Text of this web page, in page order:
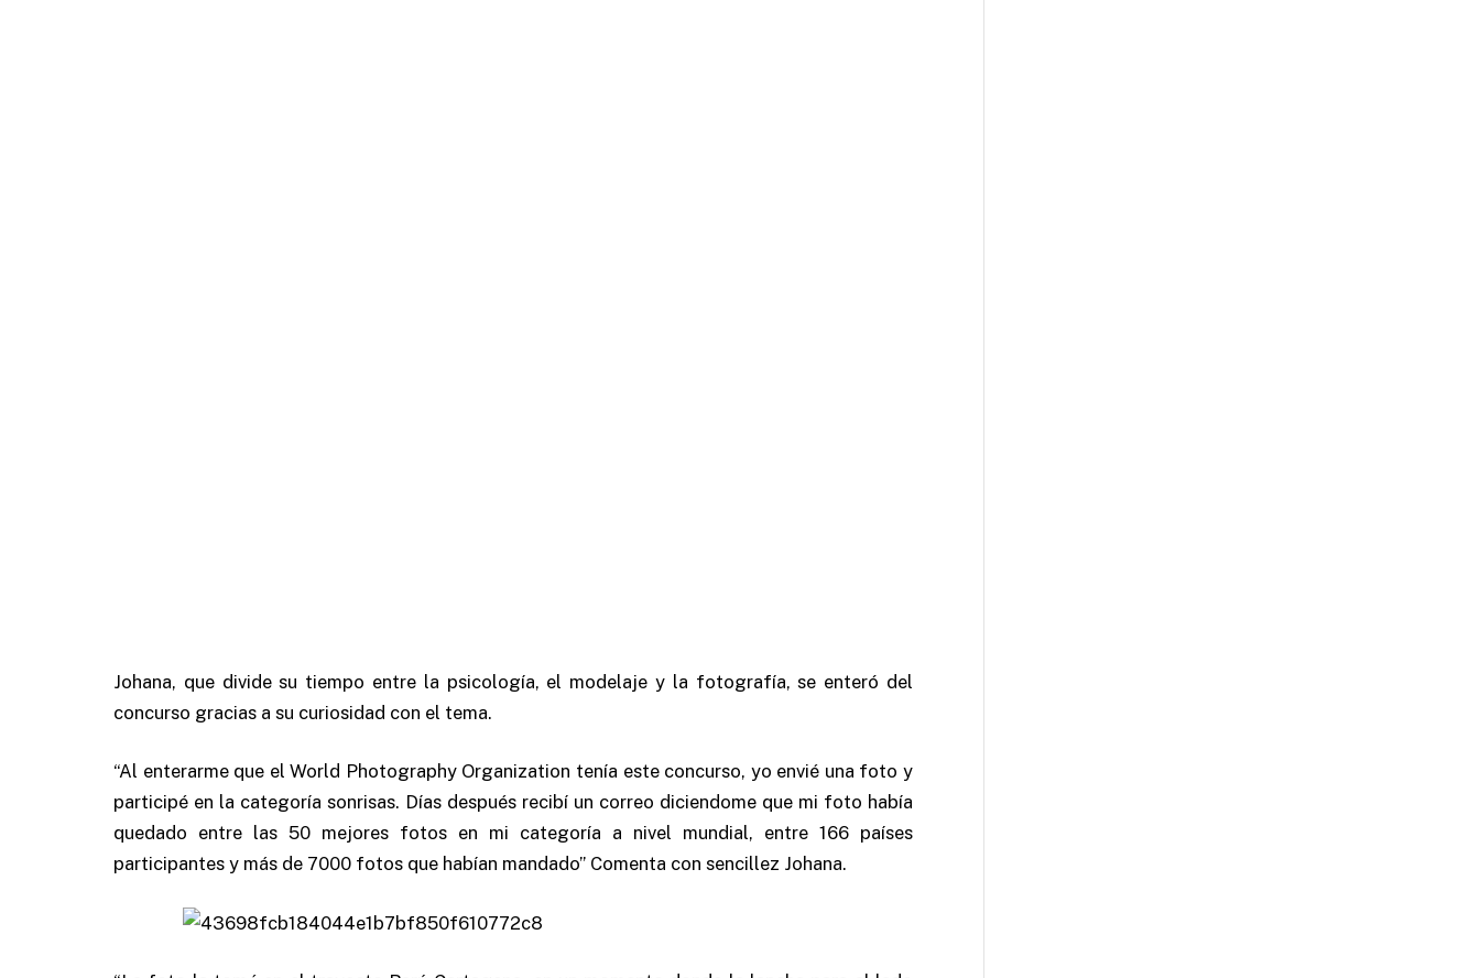
Johana, que divide su tiempo entre la psicología, el modelaje y la fotografía, se enteró del
concurso gracias a su curiosidad con el tema.
“Al enterarme que el World Photography Organization tenía este concurso, yo envié una foto y
participé en la categoría sonrisas. Días después recibí un correo diciendome que mi foto había
quedado entre las 50 mejores fotos en mi categoría a nivel mundial, entre 166 países
participantes y más de 7000 fotos que habían mandado” Comenta con sencillez Johana.